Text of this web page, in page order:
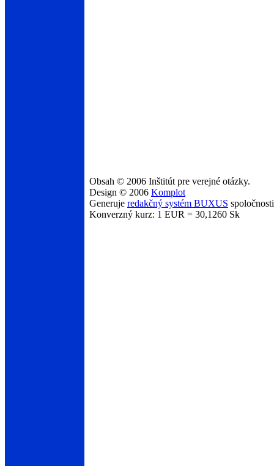
Obsah © 2006 Inštitút pre verejné otázky.
Design © 2006 Komplot
Generuje redakčný systém BUXUS
Konverzný kurz: 1 EUR = 30,1260 Sk